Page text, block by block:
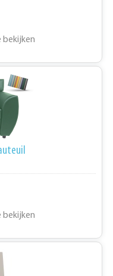
bekijken
bekijken